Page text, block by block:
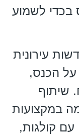
בכדי לשמוע
עירונית
הכנס,
שיתוף
במקצועות
עם קולגות,